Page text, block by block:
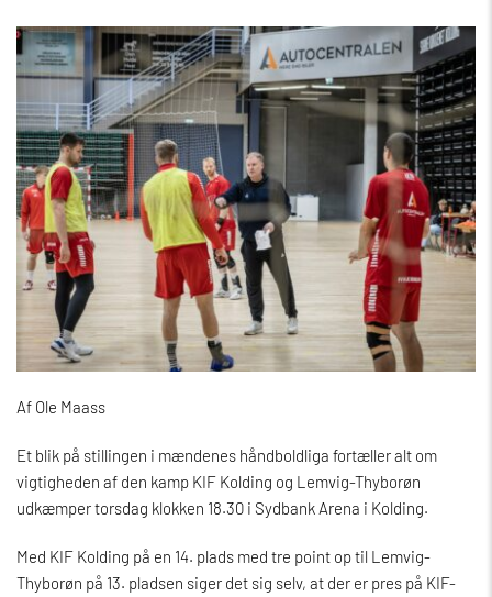
Af Ole Maass
Et blik på stillingen i mændenes håndboldliga fortæller alt om
vigtigheden af den kamp KIF Kolding og Lemvig-Thyborøn
udkæmper torsdag klokken 18.30 i Sydbank Arena i Kolding.
Med KIF Kolding på en 14. plads med tre point op til Lemvig-
Thyborøn på 13. pladsen siger det sig selv, at der er pres på KIF-